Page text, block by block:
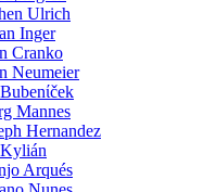
Ulrich
Inger
Cranko
Neumeier
Mannes
Hernandez
Arqués